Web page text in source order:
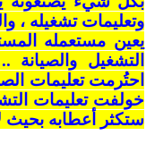
وتعليمات تشغيله ،
يعين مستعمله
التشغيل والصيانة ..
احتُرمت تعليمات
خولفت تعليمات
ستكثر أعطابه بحيث